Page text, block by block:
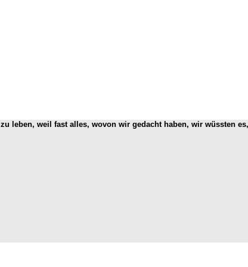
leben, weil fast alles, wovon wir gedacht haben, wir wüssten